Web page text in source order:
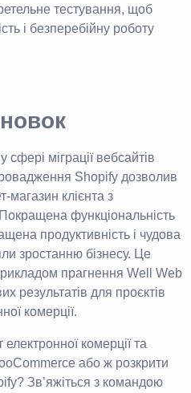
тестування, щоб
і безперебійну роботу
міграції вебсайтів
Shopify дозволив
магазин клієнта з
функціональність
продуктивність і чудова
зростанню бізнесу. Це
прагнення Well Web
результатів для проєктів
комерції.
електронної комерції та
або ж розкрити
Зв’яжіться з командою